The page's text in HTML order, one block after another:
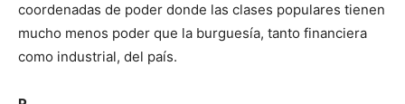
coordenadas de poder donde las clases populares tienen
mucho menos poder que la burguesía, tanto financiera
como industrial, del país.